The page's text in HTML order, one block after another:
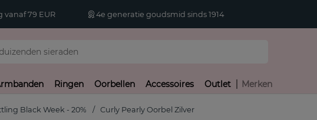
79 EUR 4e generatie goudsmid sinds 1914
Ringen Oorbellen Accessoires Outlet Merken
Black Week - 20% Curly Pearly Oorbel Zilver